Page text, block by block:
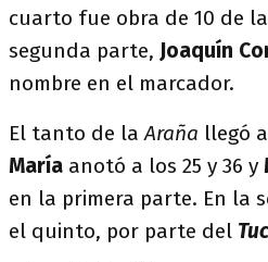
cuarto fue obra de 10 de la
segunda parte, Joaquín
nombre en el marcador.
El tanto de laAraña llegó
María anotó a los 25 y 36 y
en la primera parte. En la
el quinto, por parte del